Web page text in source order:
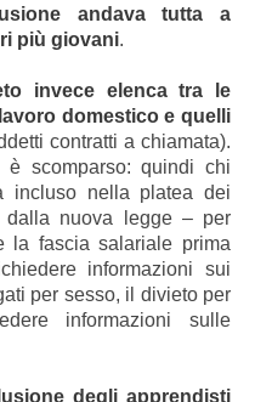
andava tutta a
più giovani.
invece elenca tra le
domestico e quelli
contratti a chiamata).
è scomparso: quindi chi
incluso nella platea dei
dalla nuova legge – per
la fascia salariale prima
informazioni sui
per sesso, il divieto per
informazioni sulle
degli apprendisti